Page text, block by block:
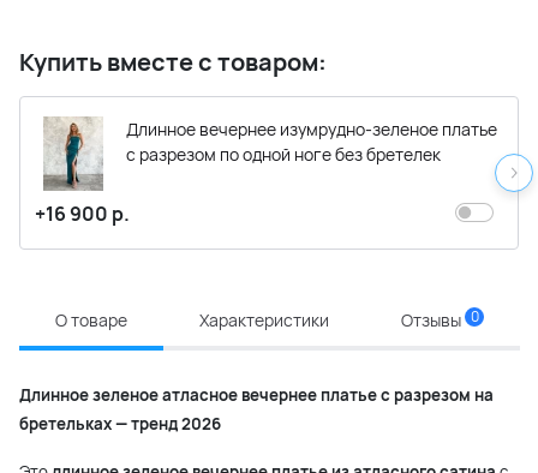
Купить вместе с товаром:
Длинное вечернее изумрудно-зеленое платье
с разрезом по одной ноге без бретелек
+16 900 р.
О товаре Характеристики Отзывы 0
Длинное зеленое атласное вечернее платье с разрезом на
бретельках — тренд 2026